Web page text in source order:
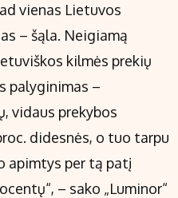
vienas Lietuvos
– šąla. Neigiamą
kilmės prekių
palyginimas –
vidaus prekybos
didesnės, o tuo tarpu
apimtys per tą patį
– sako „Luminor“